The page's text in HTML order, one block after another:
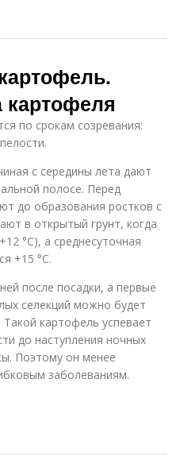
картофеля
по срокам созревания:
с середины лета дают
полосе. Перед
до образования ростков с
в открытый грунт, когда
°C), а среднесуточная
+15 °C.
после посадки, а первые
селекций можно будет
картофель успевает
до наступления ночных
Поэтому он менее
заболеваниям.